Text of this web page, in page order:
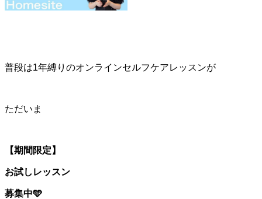
普段は1年縛りのオンラインセルフケアレッスンが
ただいま
【期間限定】
お試しレッスン
募集中🩵